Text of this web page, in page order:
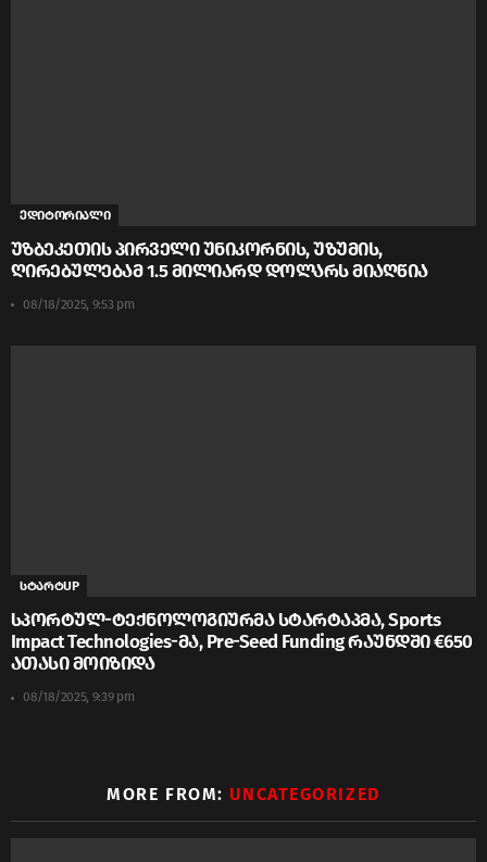
ედიტორიალი
უზბეკეთის პირველი უნიკორნის, უზუმის,
ღირებულებამ 1.5 მილიარდ დოლარს მიაღწია
08/18/2025, 9:53 pm
სტარტUP
სპორტულ-ტექნოლოგიურმა სტარტაპმა, Sports
Impact Technologies-მა, Pre-Seed Funding რაუნდში €650
ათასი მოიზიდა
08/18/2025, 9:39 pm
MORE FROM: UNCATEGORIZED